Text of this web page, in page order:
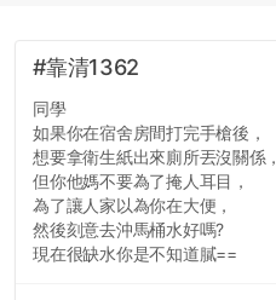
#靠清1362
同學
如果你在宿舍房間打完手槍後，
想要拿衛生紙出來廁所丟沒關係，
但你他媽不要為了掩人耳目，
為了讓人家以為你在大便，
然後刻意去沖馬桶水好嗎?
現在很缺水你是不知道膩==